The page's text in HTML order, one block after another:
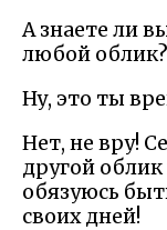
А знаете ли
любой
Ну, это ты
Нет, не вру!
другой облик
обязуюсь
своих дней!